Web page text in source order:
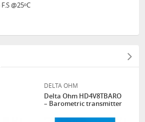
@25ᵒC
DELTA OHM
Delta Ohm HD4V8TBARO
– Barometric transmitter